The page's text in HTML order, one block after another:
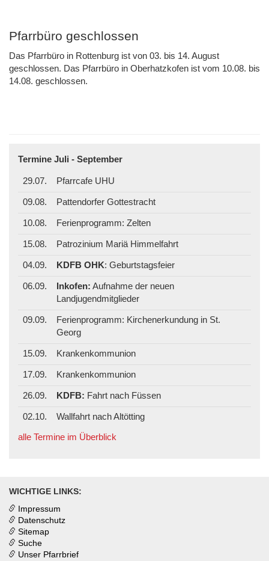
Pfarrbüro geschlossen
Das Pfarrbüro in Rottenburg ist von 03. bis 14. August
geschlossen. Das Pfarrbüro in Oberhatzkofen ist vom 10.08. bis
14.08. geschlossen.
Termine Juli - September
29.07. Pfarrcafe UHU
09.08. Pattendorfer Gottestracht
10.08. Ferienprogramm: Zelten
15.08. Patrozinium Mariä Himmelfahrt
04.09. KDFB OHK: Geburtstagsfeier
06.09. Inkofen: Aufnahme der neuen
Landjugendmitglieder
09.09.
Ferienprogramm: Kirchenerkundung in St.
Georg
15.09. Krankenkommunion
17.09. Krankenkommunion
26.09. KDFB: Fahrt nach Füssen
02.10.
Wallfahrt nach Altötting
alle Termine im Überblick
WICHTIGE LINKS:
Impressum
Datenschutz
Sitemap
Suche
Unser Pfarrbrief